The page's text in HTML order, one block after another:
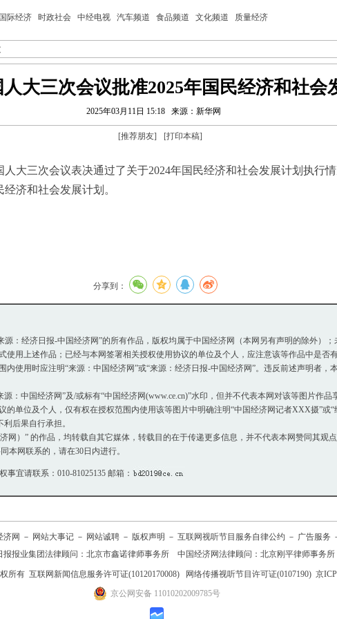
国际经济 时政社会 中经电视 汽车频道 食品频道 文化频道 质量经济
大三次会议批准2025年国民经济和社会
2025年03月11日 15:18 来源：新华网
[推荐朋友] [打印本稿]
三次会议表决通过了关于2024年国民经济和社会发展计划执行情
济和社会发展计划。
分享到：
源：经济日报-中国经济网”的所有作品，版权均属于中国经济网（本网另有声明的除外）
用上述作品；已经与本网签署相关授权使用协议的单位及个人，应注意该等作品中是否
使用时应注明“来源：中国经济网”或“来源：经济日报-中国经济网”。违反前述声明者，
：中国经济网”及/或标有“中国经济网(www.ce.cn)”水印，但并不代表本网对该等图片作品
单位及个人，仅有权在授权范围内使用该等图片中明确注明“中国经济网记者XXX摄”或
后果自行承担。
网）” 的作品，均转载自其它媒体，转载目的在于传递更多信息，并不代表本网赞同其观点
本网联系的，请在30日内进行。
宜请联系：010-81025135 邮箱：
济网 － 网站大事记 － 网站诚聘 － 版权声明 － 互联网视听节目服务自律公约 － 广告服务
报报业集团法律顾问： 北京市鑫诺律师事务所 中国经济网法律顾问：北京刚平律师事务所
所有 互联网新闻信息服务许可证(10120170008) 网络传播视听节目许可证(0107190) 京
京公网安备 11010202009785号